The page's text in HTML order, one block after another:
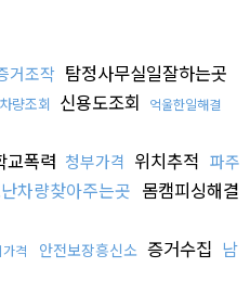
거조작 탐정사무실일잘하는곳
차량조회 신용도조회 억울한일해결
교폭력 청부가격 위치추적 파주
차량찾아주는곳 몸캠피싱해결
격 안전보장흥신소 증거수집 남